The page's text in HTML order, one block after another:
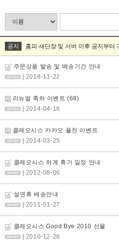
공지 홈피 새단장 및 서버 이후 공지부터
주문상품 발송 및 배송기간 안내
| 2018-11-22
리뉴얼 축하 이벤트(68)
| 2014-04-16
클레오시스 카카오 플친 이벤트
| 2014-03-25
클레오시스 하계 휴가 일정 안내
| 2012-08-06
설연휴 배송안내
| 2011-01-27
클레오시스 Good Bye 2010 선물
| 2010-12-26